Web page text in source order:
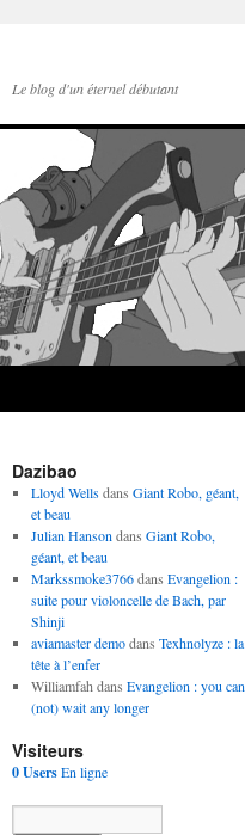
Le blog d'un éternel débutant
Dazibao
Lloyd Wellsdans Giant Robo, géant,
et beau
Julian Hanson dans Giant Robo,
géant, et beau
Markssmoke3766dans Evangelion :
suite pour violoncelle de Bach, par
Shinji
aviamaster demodans Texhnolyze : la
tête à l’enfer
Williamfah dans Evangelion : you can
(not) wait any longer
Visiteurs
0 UsersEn ligne